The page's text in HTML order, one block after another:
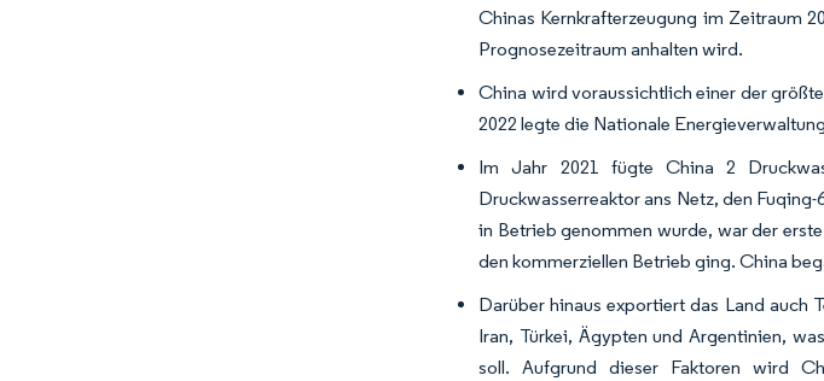
Chinas Kernkrafterzeugung im Zeitraum
Prognosezeitraum anhalten wird.
China wird voraussichtlich einer der
2022 legte die Nationale
Im Jahr 2021 fügte China 2
Druckwasserreaktor ans Netz, den
in Betrieb genommen wurde, war der
den kommerziellen Betrieb ging. China
Darüber hinaus exportiert das Land auch
Iran, Türkei, Ägypten und Argentinien,
soll. Aufgrund dieser Faktoren wird